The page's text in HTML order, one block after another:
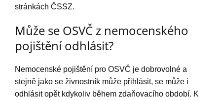
stránkách ČSSZ.
Může se OSVČ z nemocenského
pojištění odhlásit?
Nemocenské pojištění pro OSVČ je dobrovolné a
stejně jako se živnostník může přihlásit, se může i
odhlásit opět kdykoliv během zdaňovacího období. K